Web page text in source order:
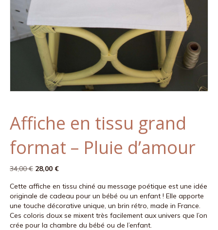
Affiche en tissu grand
format – Pluie d’amour
34,00€ Le
initial
était :
34,00 €.
28,00 €Le
actuel
est :
28,00 €.
Cette affiche en tissu chiné au message poétique est une idée
originale de cadeau pour un bébé ou un enfant ! Elle apporte
une touche décorative unique, un brin rétro, made in France.
Ces coloris doux se mixent très facilement aux univers que l’on
crée pour la chambre du bébé ou de l’enfant.